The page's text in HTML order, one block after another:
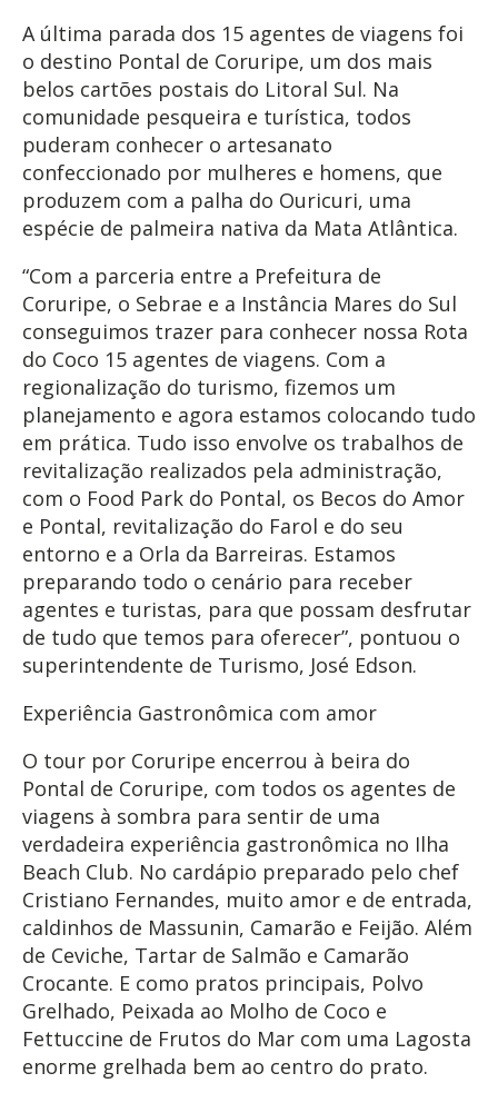
A última parada dos 15 agentes de viagens foi
o destino Pontal de Coruripe, um dos mais
belos cartões postais do Litoral Sul. Na
comunidade pesqueira e turística, todos
puderam conhecer o artesanato
confeccionado por mulheres e homens, que
produzem com a palha do Ouricuri, uma
espécie de palmeira nativa da Mata Atlântica.
“Com a parceria entre a Prefeitura de
Coruripe, o Sebrae e a Instância Mares do Sul
conseguimos trazer para conhecer nossa Rota
do Coco 15 agentes de viagens. Com a
regionalização do turismo, fizemos um
planejamento e agora estamos colocando tudo
em prática. Tudo isso envolve os trabalhos de
revitalização realizados pela administração,
com o Food Park do Pontal, os Becos do Amor
e Pontal, revitalização do Farol e do seu
entorno e a Orla da Barreiras. Estamos
preparando todo o cenário para receber
agentes e turistas, para que possam desfrutar
de tudo que temos para oferecer”, pontuou o
superintendente de Turismo, José Edson.
Experiência Gastronômica com amor
O tour por Coruripe encerrou à beira do
Pontal de Coruripe, com todos os agentes de
viagens à sombra para sentir de uma
verdadeira experiência gastronômica no Ilha
Beach Club. No cardápio preparado pelo chef
Cristiano Fernandes, muito amor e de entrada,
caldinhos de Massunin, Camarão e Feijão. Além
de Ceviche, Tartar de Salmão e Camarão
Crocante. E como pratos principais, Polvo
Grelhado, Peixada ao Molho de Coco e
Fettuccine de Frutos do Mar com uma Lagosta
enorme grelhada bem ao centro do prato.